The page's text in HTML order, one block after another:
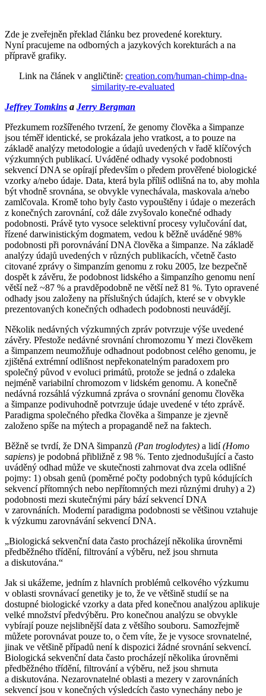
Zde je zveřejněn překlad článku bez provedené korektury.
Nyní pracujeme na odborných a jazykových korekturách a na
přípravě grafiky.
Link na článek v angličtině: creation.com/human-chimp-dna-
similarity-re-evaluated
Jeffrey Tomkins a Jerry Bergman
Přezkumem rozšířeného tvrzení, že genomy člověka a šimpanze
jsou téměř identické, se prokázala jeho vratkost, a to pouze na
základě analýzy metodologie a údajů uvedených v řadě klíčových
výzkumných publikací. Uváděné odhady vysoké podobnosti
sekvencí DNA se opírají především o předem prověřené biologické
vzorky a/nebo údaje. Data, která byla příliš odlišná na to, aby mohla
být vhodně srovnána, se obvykle vynechávala, maskovala a/nebo
zamlčovala. Kromě toho byly často vypouštěny i údaje o mezerách
z konečných zarovnání, což dále zvyšovalo konečné odhady
podobnosti. Právě tyto vysoce selektivní procesy vylučování dat,
řízené darwinistickým dogmatem, vedou k běžně uváděné 98%
podobnosti při porovnávání DNA člověka a šimpanze. Na základě
analýzy údajů uvedených v různých publikacích, včetně často
citované zprávy o šimpanzím genomu z roku 2005, lze bezpečně
dospět k závěru, že podobnost lidského a šimpanzího genomu není
větší než ~87 % a pravděpodobně ne větší než 81 %. Tyto opravené
odhady jsou založeny na příslušných údajích, které se v obvykle
prezentovaných konečných odhadech podobnosti neuvádějí.
Několik nedávných výzkumných zpráv potvrzuje výše uvedené
závěry. Přestože nedávné srovnání chromozomu Y mezi člověkem
a šimpanzem neumožňuje odhadnout podobnost celého genomu, je
zjištěná extrémní odlišnost nepřekonatelným paradoxem pro
společný původ v evoluci primátů, protože se jedná o zdaleka
nejméně variabilní chromozom v lidském genomu. A konečně
nedávná rozsáhlá výzkumná zpráva o srovnání genomu člověka
a šimpanze podivuhodně potvrzuje údaje uvedené v této zprávě.
Paradigma společného předka člověka a šimpanze je zjevně
založeno spíše na mýtech a propagandě než na faktech.
Běžně se tvrdí, že DNA šimpanzů (Pan troglodytes) a lidí(Homo
sapiens) je podobná přibližně z 98 %. Tento zjednodušující a často
uváděný odhad může ve skutečnosti zahrnovat dva zcela odlišné
pojmy: 1) obsah genů (poměrné počty podobných typů kódujících
sekvencí přítomných nebo nepřítomných mezi různými druhy) a 2)
podobnosti mezi skutečnými páry bází sekvencí DNA
v zarovnáních. Moderní paradigma podobnosti se většinou vztahuje
k výzkumu zarovnávání sekvencí DNA.
„Biologická sekvenční data často procházejí několika úrovněmi
předběžného třídění, filtrování a výběru, než jsou shrnuta
a diskutována.“
Jak si ukážeme, jedním z hlavních problémů celkového výzkumu
v oblasti srovnávací genetiky je to, že ve většině studií se na
dostupné biologické vzorky a data před konečnou analýzou aplikuje
velké množství předvýběru. Pro konečnou analýzu se obvykle
vybírají pouze nejslibnější data z většího souboru. Samozřejmě
můžete porovnávat pouze to, o čem víte, že je vysoce srovnatelné,
jinak ve většině případů není k dispozici žádné srovnání sekvencí.
Biologická sekvenční data často procházejí několika úrovněmi
předběžného třídění, filtrování a výběru, než jsou shrnuta
a diskutována. Nezarovnatelné oblasti a mezery v zarovnáních
sekvencí jsou v konečných výsledcích často vynechány nebo je